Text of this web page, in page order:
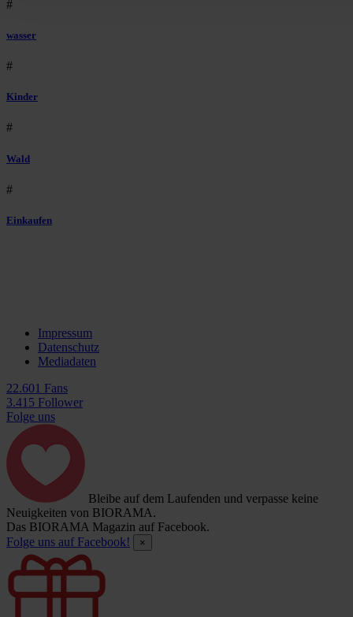
#
wasser
#
Kinder
#
Wald
#
Einkaufen
Impressum
Datenschutz
Mediadaten
22.601 Fans
3.415 Follower
Folge uns
Bleibe auf dem Laufenden und verpasse keine
Neuigkeiten von BIORAMA.
Das BIORAMA Magazin auf Facebook.
Folge uns auf Facebook!
×